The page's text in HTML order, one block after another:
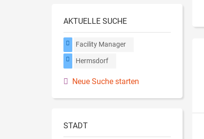
AKTUELLE SUCHE
Facility Manager
Hermsdorf
Neue Suche starten
STADT